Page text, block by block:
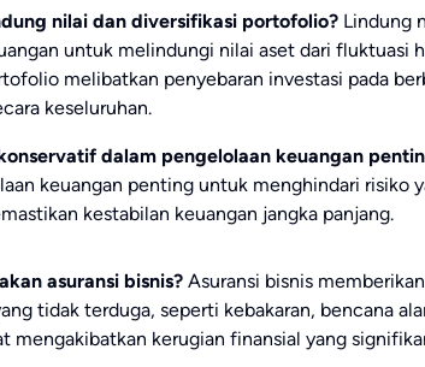
nilai dan diversifikasi portofolio? Lindung
untuk melindungi nilai aset dari fluktuasi
melibatkan penyebaran investasi pada
keseluruhan.
dalam pengelolaan keuangan
keuangan penting untuk menghindari risiko
kestabilan keuangan jangka panjang.
asuransi bisnis? Asuransi bisnis
tidak terduga, seperti kebakaran, bencana
mengakibatkan kerugian finansial yang